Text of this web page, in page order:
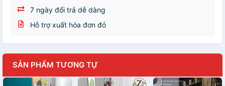
7 ngày đổi trả dễ dàng
Hỗ trợ xuất hóa đơn đỏ
SẢN PHẨM TƯƠNG TỰ